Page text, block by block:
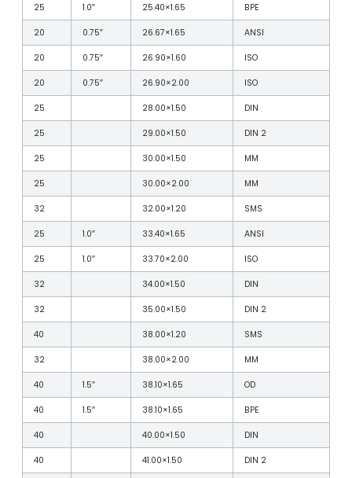
25
1.0″ 25.40×1.65
BPE
20
0.75″ 26.67×1.65
ANSI
20
0.75″ 26.90×1.60
ISO
20
0.75″ 26.90×2.00
ISO
25
28.00×1.50
DIN
25
29.00×1.50
DIN 2
25
30.00×1.50
MM
25
30.00×2.00
MM
32
32.00×1.20
SMS
25
1.0″ 33.40×1.65
ANSI
25
1.0″ 33.70×2.00
ISO
32
34.00×1.50
DIN
32
35.00×1.50
DIN 2
40
38.00×1.20
SMS
32
38.00×2.00
MM
40
1.5″ 38.10×1.65
OD
40
1.5″ 38.10×1.65
BPE
40
40.00×1.50
DIN
40
41.00×1.50
DIN 2